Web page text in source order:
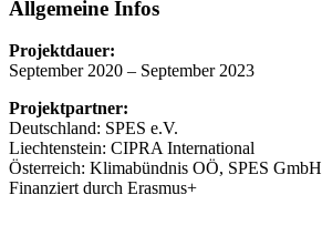
Allgemeine Infos
Projektdauer:
September 2020 – September 2023
Projektpartner:
Deutschland: SPES e.V.
Liechtenstein: CIPRA International
Österreich: Klimabündnis OÖ, SPES GmbH
Finanziert durch Erasmus+